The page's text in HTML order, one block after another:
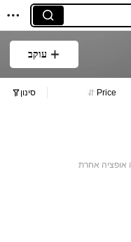
עוקב
Price סינון
אופציה אחרת